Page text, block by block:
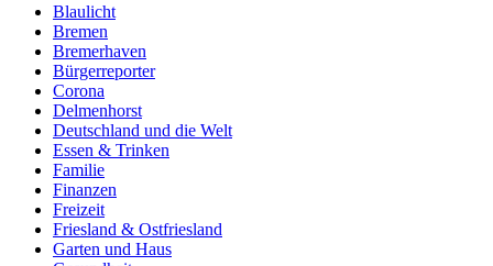
Blaulicht
Bremen
Bremerhaven
Bürgerreporter
Corona
Delmenhorst
Deutschland und die Welt
Essen & Trinken
Familie
Finanzen
Freizeit
Friesland & Ostfriesland
Garten und Haus